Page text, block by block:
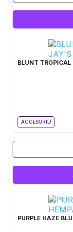
BLUNT
ACCESORIU
PURPLE HAZE